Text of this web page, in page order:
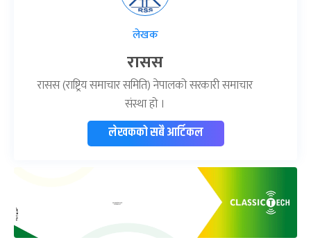
लेखक
रासस
रासस (राष्ट्रिय समाचार समिति) नेपालको सरकारी समाचार
संस्था हो ।
लेखकको सबै आर्टिकल